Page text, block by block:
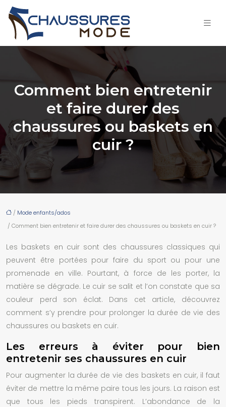
Comment bien entretenir
et faire durer des
chaussures ou baskets en
cuir ?
/ Mode enfants/ados
/ Comment bien entretenir et faire durer des chaussures ou baskets en cuir ?
Les baskets en cuir sont des chaussures classiques qui
peuvent être portées pour faire du sport ou pour une
promenade en ville. Pourtant, à force de les porter, la
matière se dégrade. Le cuir se salit et l’on constate que sa
couleur perd son éclat. Dans cet article, découvrez
comment s’y prendre pour prolonger la durée de vie des
chaussures ou baskets en cuir.
Les erreurs à éviter pour bien
entretenir ses chaussures en cuir
Pour augmenter la durée de vie des baskets en cuir, il faut
éviter de mettre la même paire tous les jours. La raison est
que tous les pieds transpirent. L’abondance de la